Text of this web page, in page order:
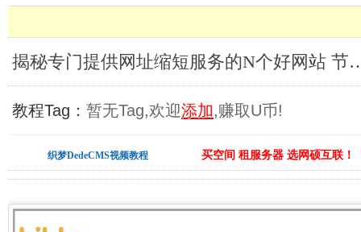
揭秘专门提供网址缩短服务
教程Tag： 暂无Tag,欢迎添加,赚取U币!
织梦DedeCMS视频教程 买空间 租服务器 选网硕互联！